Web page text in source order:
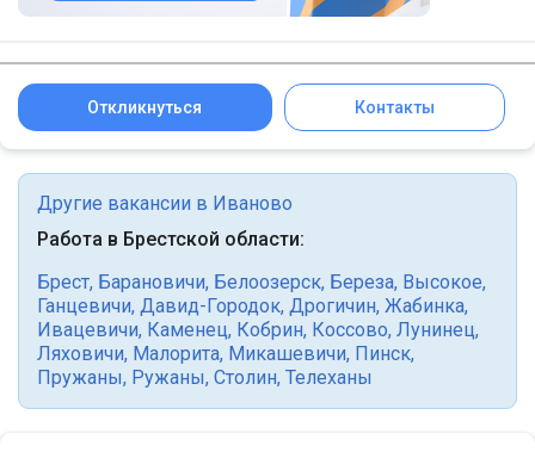
Откликнуться Контакты
Другие вакансии в Иваново
Работа в Брестской области:
Брест, Барановичи, Белоозерск, Береза, Высокое,
Ганцевичи, Давид-Городок, Дрогичин, Жабинка,
Ивацевичи, Каменец, Кобрин, Коссово, Лунинец,
Ляховичи, Малорита, Микашевичи, Пинск,
Пружаны, Ружаны, Столин, Телеханы